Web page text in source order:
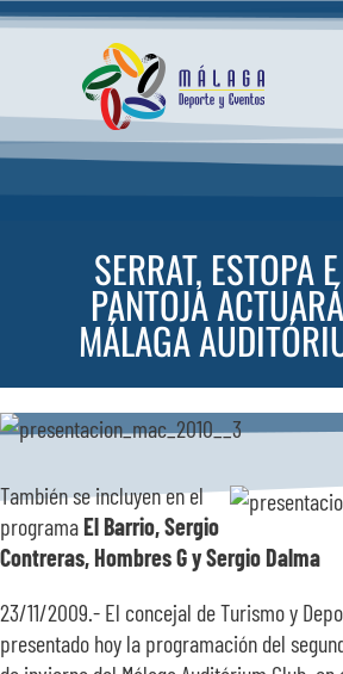
Saltar
INICIO
SERVICIOS
ESPACIOS
SOBRE NOSOTROS
TRANSPARENCIA
SERRAT, ESTOPA
PANTOJA
MÁLAGA
También se incluyen en el
programaEl Barrio, Sergio
Contreras, Hombres G y Sergio Dalma
23/11/2009.- El concejal de Turismo y
presentado hoy la programación del